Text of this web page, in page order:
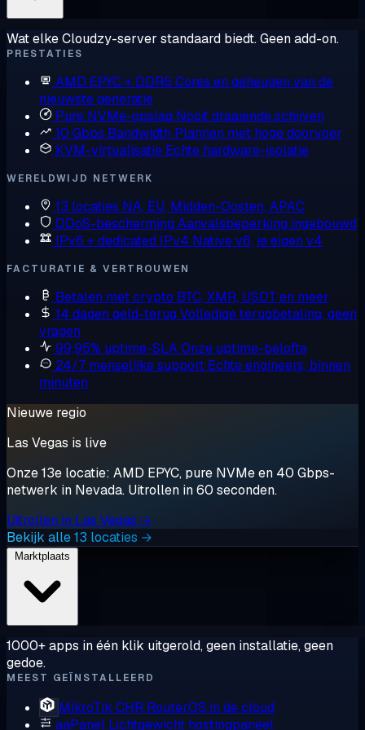
Wat elke Cloudzy-server standaard biedt. Geen add-on.
PRESTATIES
AMD EPYC + DDR5 Cores en geheugen van de
nieuwste generatie
Pure NVMe-opslag Nooit draaiende schijven
10 Gbps Bandwidth Plannen met hoge doorvoer
KVM-virtualisatie Echte hardware-isolatie
WERELDWIJD NETWERK
13 locaties NA, EU, Midden-Oosten, APAC
DDoS-bescherming Aanvalsbeperking ingebouwd
IPv6 + dedicated IPv4 Native v6, je eigen v4
FACTURATIE & VERTROUWEN
Betalen met crypto BTC, XMR, USDT en meer
14 dagen geld-terug Volledige terugbetaling, geen
vragen
99,95% uptime-SLAOnze uptime-belofte
24/7 menselijke support Echte engineers, binnen
minuten
Nieuwe regio
Las Vegas is live
Onze 13e locatie: AMD EPYC, pure NVMe en 40 Gbps-
netwerk in Nevada. Uitrollen in 60 seconden.
Uitrollen in Las Vegas →
Bekijk alle 13 locaties →
1000+ apps in één klik uitgerold, geen installatie, geen
gedoe.
MEEST GEÏNSTALLEERD
MikroTik CHR RouterOS in de cloud
aaPanel Lichtgewicht hostingpaneel